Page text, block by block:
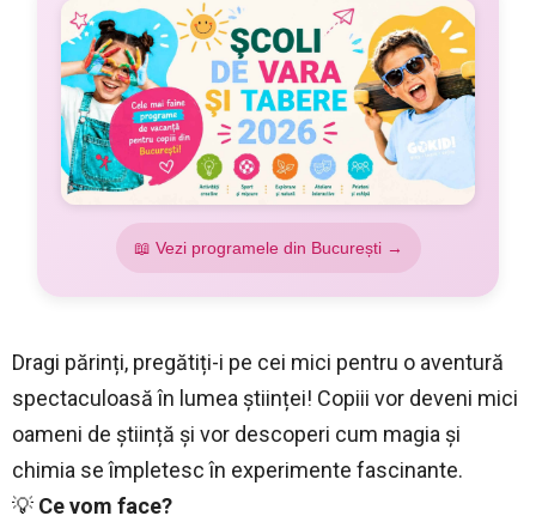
📖 Vezi programele din București →
Dragi părinți, pregătiți-i pe cei mici pentru o aventură
spectaculoasă în lumea științei! Copiii vor deveni mici
oameni de știință și vor descoperi cum magia și
chimia se împletesc în experimente fascinante.
💡 Ce vom face?